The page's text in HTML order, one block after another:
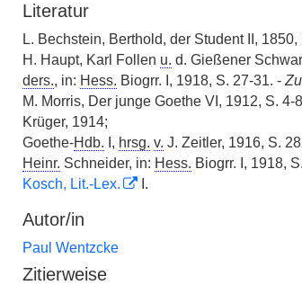
Literatur
L. Bechstein, Berthold, der Student II, 1850,
H. Haupt, Karl Follen u. d. Gießener
ders., in: Hess. Biogrr. I, 1918, S. 27-31. - Zu
M. Morris, Der junge Goethe VI, 1912, S. 4-
Krüger, 1914;
Goethe-Hdb. I, hrsg. v. J. Zeitler, 1916, S.
Heinr. Schneider, in: Hess. Biogrr. I, 1918,
Kosch, Lit.-Lex.
I.
Autor/in
Paul Wentzcke
Zitierweise